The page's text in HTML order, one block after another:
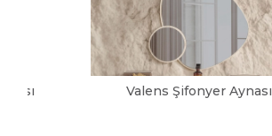
Valens Şifonyer Aynası